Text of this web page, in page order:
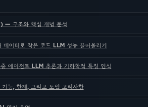
구조와 핵심 개념 분석
터로 작은 코드 LLM 성능 끌어올리기
에이전트 LLM 추론과 기하학적 특징 인식
, 한계, 그리고 도입 고려사항